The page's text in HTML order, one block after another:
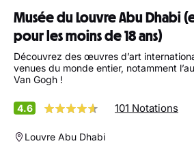
Musée du Louvre Abu Dhabi
pour les moins de 18 ans)
Découvrez des œuvres d’art
venues du monde entier, notamment
Van Gogh !
4.6 101 Notations
Louvre Abu Dhabi